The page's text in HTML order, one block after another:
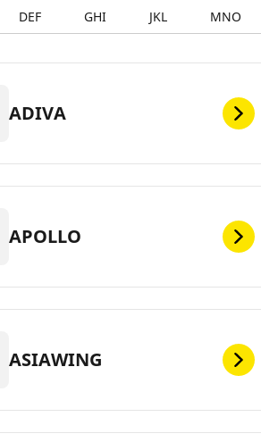
DEF GHI JKL MNO
ADIVA
APOLLO
ASIAWING